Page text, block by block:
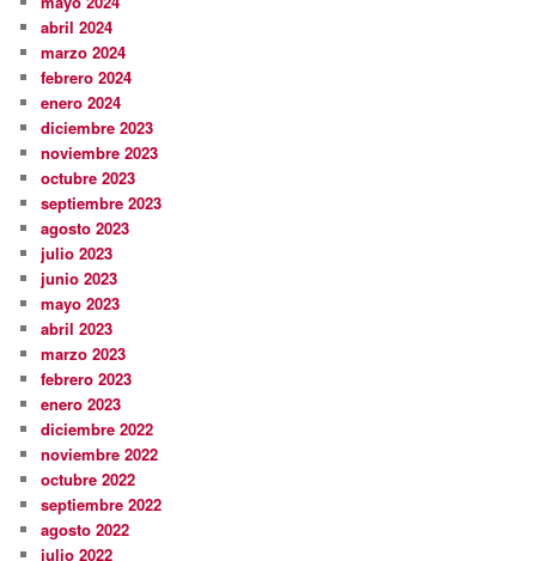
abril 2024
marzo 2024
febrero 2024
enero 2024
diciembre 2023
noviembre 2023
octubre 2023
septiembre 2023
agosto 2023
julio 2023
junio 2023
mayo 2023
abril 2023
marzo 2023
febrero 2023
enero 2023
diciembre 2022
noviembre 2022
octubre 2022
septiembre 2022
agosto 2022
julio 2022